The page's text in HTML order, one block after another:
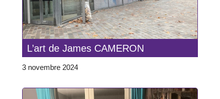
L’art de James CAMERON
3 novembre 2024